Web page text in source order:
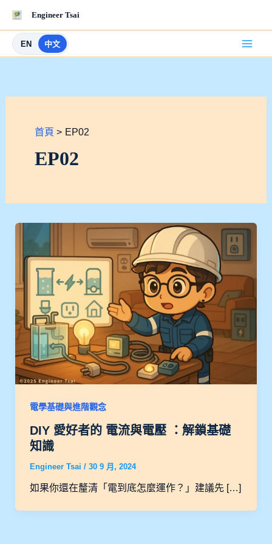
要
Engineer Tsai
EN 中文
首頁 EP02
EP02
電學基礎與進階觀念
DIY 愛好者的 電流與電壓 ：解鎖基礎
知識
Engineer Tsai / 30 9 月, 2024
如果你還在釐清「電到底怎麼運作？」建議先 […]